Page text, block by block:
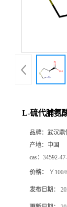
产
L-硫代脯氨
品牌： 武汉鼎
产地： 中国
cas： 34592-
价格： ￥100/
发布日期：